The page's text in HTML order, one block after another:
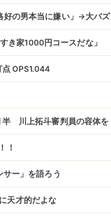
好の男本当に嫌い」→大バズ
き家1000円コースだな」
OPS1.044
半 川上拓斗審判員の容体を
！
ー」を語ろう
天才的だよな